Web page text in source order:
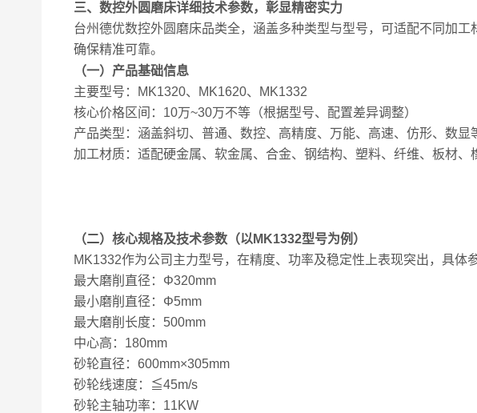
三、数控外圆磨床详细技术参数，彰显精密实力
台州德优数控外圆磨床品类全，涵盖多种类型与型号，可适配不同加
确保精准可靠。
（一）产品基础信息
主要型号：MK1320、MK1620、MK1332
核心价格区间：10万~30万不等（根据型号、配置差异调整）
产品类型：涵盖斜切、普通、数控、高精度、万能、高速、仿形、数
加工材质：适配硬金属、软金属、合金、钢结构、塑料、纤维、板材
（二）核心规格及技术参数（以MK1332型号为例）
MK1332作为公司主力型号，在精度、功率及稳定性上表现突出，具体
最大磨削直径：Φ320mm
最小磨削直径：Φ5mm
最大磨削长度：500mm
中心高：180mm
砂轮直径：600mm×305mm
砂轮线速度：≦45m/s
砂轮主轴功率：11KW